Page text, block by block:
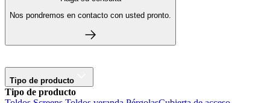
Nos pondremos en contacto con usted pronto.
Tipo de producto
Tipo de producto